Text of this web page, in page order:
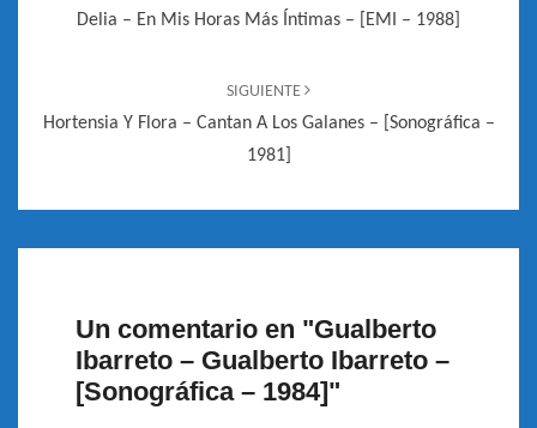
entradasDelia – En Mis Horas Más Íntimas – [EMI – 1988]
SIGUIENTE
Hortensia Y Flora – Cantan A Los Galanes – [Sonográfica –
1981]
Un comentario en "Gualberto
Ibarreto – Gualberto Ibarreto –
[Sonográfica – 1984]"